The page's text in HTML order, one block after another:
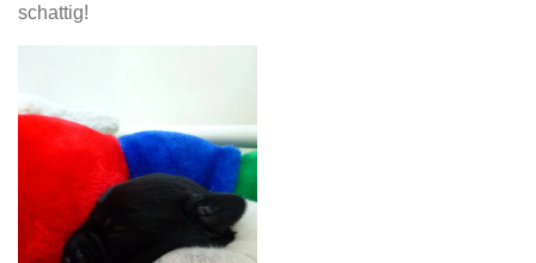
schattig!